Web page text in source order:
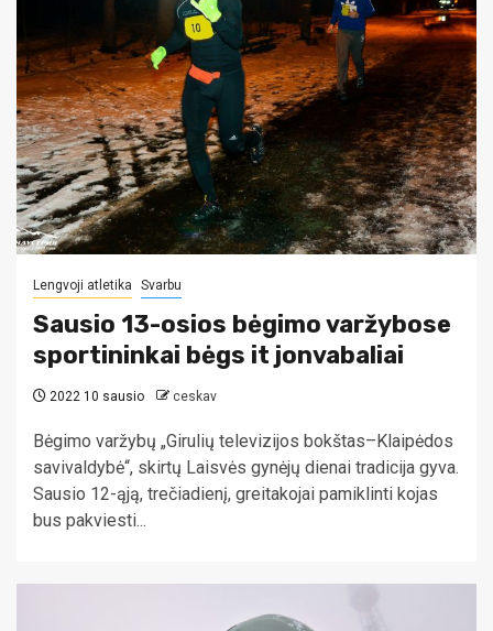
Lengvoji atletika Svarbu
Sausio 13-osios bėgimo varžybose
sportininkai bėgs it jonvabaliai
2022 10 sausio ceskav
Bėgimo varžybų „Girulių televizijos bokštas–Klaipėdos
savivaldybė“, skirtų Laisvės gynėjų dienai tradicija gyva.
Sausio 12-ąją, trečiadienį, greitakojai pamiklinti kojas
bus pakviesti...